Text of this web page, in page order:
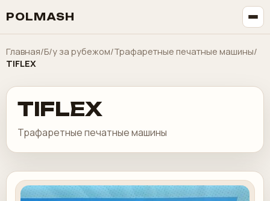
POLMASH
Главная/Б/у за рубежом/Трафаретные печатные машины/
TIFLEX
TIFLEX
Трафаретные печатные машины